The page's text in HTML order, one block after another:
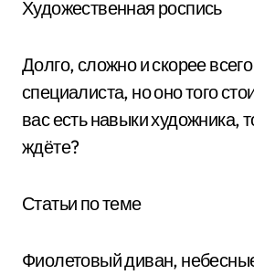
Художественная роспись
Долго, сложно и скорее
специалиста, но оно того
вас есть навыки художника,
ждёте?
Статьи по теме
Фиолетовый диван,